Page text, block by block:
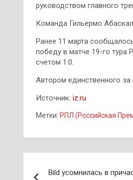
руководством главного
Команда Гильермо
Ранее 11 марта
победу в матче 19-го тура
счетом 1:0.
Автором единственного за
Источник: iz.ru
Метки: РПЛ (Российская
Bild усомнилась в